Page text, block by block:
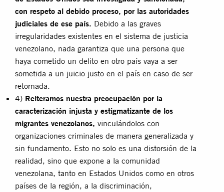
con respeto al debido proceso, por las autoridades
judiciales de ese país. Debido a las graves
irregularidades existentes en el sistema de justicia
venezolano, nada garantiza que una persona que
haya cometido un delito en otro país vaya a ser
sometida a un juicio justo en el país en caso de ser
retornada.
4) Reiteramos nuestra preocupación por la
caracterización injusta y estigmatizante de los
migrantes venezolanos, vinculándolos con
organizaciones criminales de manera generalizada y
sin fundamento. Esto no solo es una distorsión de la
realidad, sino que expone a la comunidad
venezolana, tanto en Estados Unidos como en otros
países de la región, a la discriminación,